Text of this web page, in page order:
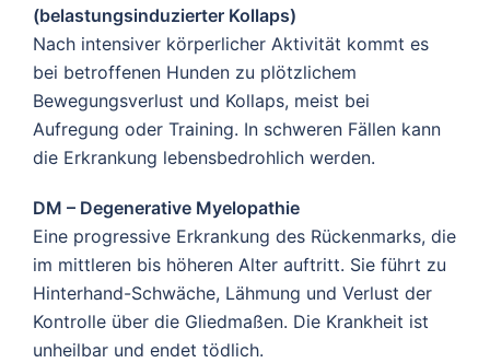
(belastungsinduzierter Kollaps)
Nach intensiver körperlicher Aktivität kommt es
bei betroffenen Hunden zu plötzlichem
Bewegungsverlust und Kollaps, meist bei
Aufregung oder Training. In schweren Fällen kann
die Erkrankung lebensbedrohlich werden.
DM – Degenerative Myelopathie
Eine progressive Erkrankung des Rückenmarks, die
im mittleren bis höheren Alter auftritt. Sie führt zu
Hinterhand-Schwäche, Lähmung und Verlust der
Kontrolle über die Gliedmaßen. Die Krankheit ist
unheilbar und endet tödlich.